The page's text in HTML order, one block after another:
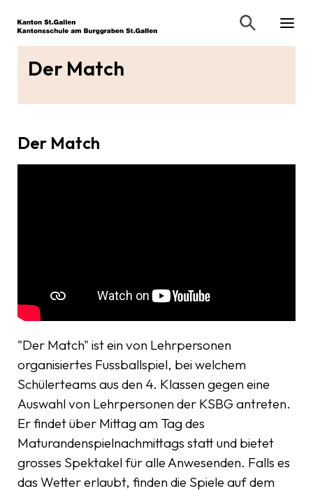
Der Match
Der Match
"Der Match" ist ein von Lehrpersonen
organisiertes Fussballspiel, bei welchem
Schülerteams aus den 4. Klassen gegen eine
Auswahl von Lehrpersonen der KSBG antreten.
Er findet über Mittag am Tag des
Maturandenspielnachmittags statt und bietet
grosses Spektakel für alle Anwesenden. Falls es
das Wetter erlaubt, finden die Spiele auf dem